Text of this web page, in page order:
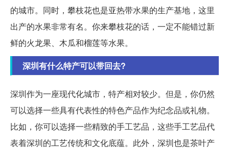
的城市。同时，攀枝花也是亚热带水果的生产基地，这里
出产的水果非常有名。你来攀枝花的话，一定不能错过新
鲜的火龙果、木瓜和榴莲等水果。
深圳有什么特产可以带回去?
深圳作为一座现代化城市，特产相对较少。但是，你仍然
可以选择一些具有代表性的特色产品作为纪念品或礼物。
比如，你可以选择一些精致的手工艺品，这些手工艺品代
表着深圳的工艺传统和文化底蕴。此外，深圳也是茶叶产